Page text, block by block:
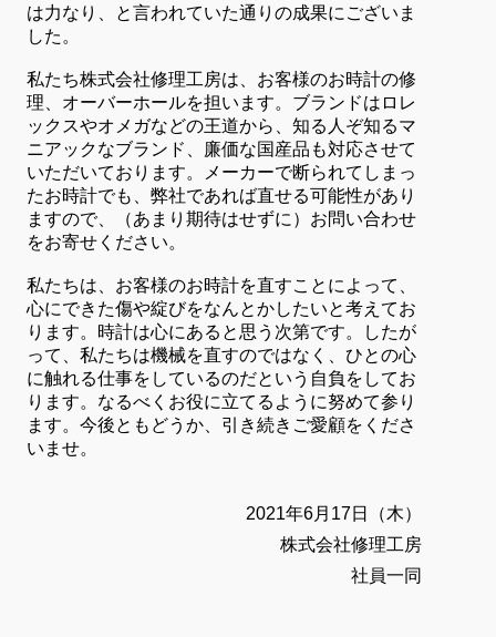
は力なり、と言われていた通りの成果にございま
した。
私たち株式会社修理工房は、お客様のお時計の修
理、オーバーホールを担います。ブランドはロレ
ックスやオメガなどの王道から、知る人ぞ知るマ
ニアックなブランド、廉価な国産品も対応させて
いただいております。メーカーで断られてしまっ
たお時計でも、弊社であれば直せる可能性があり
ますので、（あまり期待はせずに）お問い合わせ
をお寄せください。
私たちは、お客様のお時計を直すことによって、
心にできた傷や綻びをなんとかしたいと考えてお
ります。時計は心にあると思う次第です。したが
って、私たちは機械を直すのではなく、ひとの心
に触れる仕事をしているのだという自負をしてお
ります。なるべくお役に立てるように努めて参り
ます。今後ともどうか、引き続きご愛顧をくださ
いませ。
2021年6月17日（木）
株式会社修理工房
社員一同